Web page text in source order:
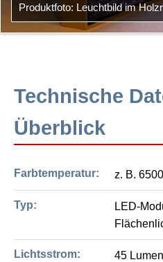
Produktfoto: Leuchtbild im
Technische
Überblick
Farbtemperatur: z. B.
Typ:
LED-
Lichtsstrom: 45